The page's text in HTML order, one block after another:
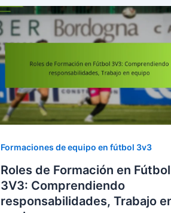
Formaciones de equipo en fútbol 3v3
Roles de Formación en Fútbol
3V3: Comprendiendo
responsabilidades, Trabajo